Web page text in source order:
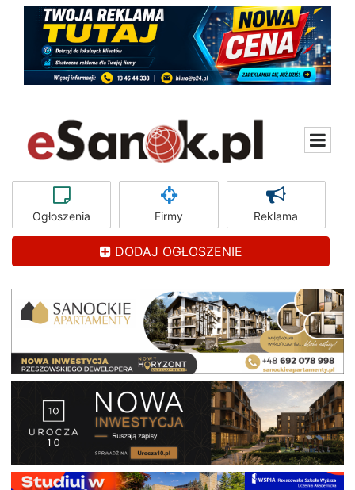
Ogłoszenia Firmy Reklama
DODAJ OGŁOSZENIE